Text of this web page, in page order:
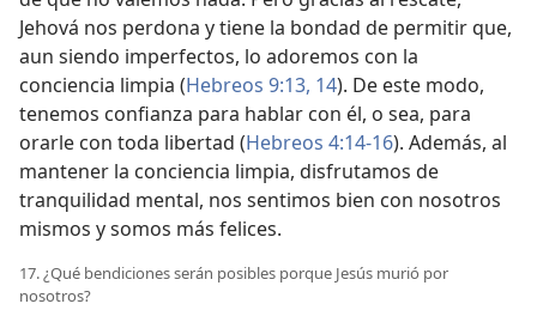
Jehová nos perdona y tiene la bondad de permitir que,
aun siendo imperfectos, lo adoremos con la
conciencia limpia (Hebreos 9:13, 14). De este modo,
tenemos confianza para hablar con él, o sea, para
orarle con toda libertad (Hebreos 4:14-16). Además, al
mantener la conciencia limpia, disfrutamos de
tranquilidad mental, nos sentimos bien con nosotros
mismos y somos más felices.
17. ¿Qué bendiciones serán posibles porque Jesús murió por
nosotros?